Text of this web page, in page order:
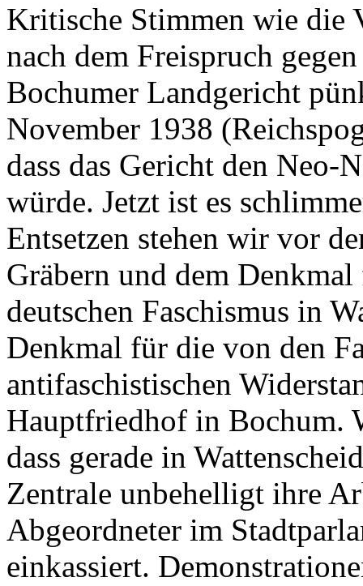
Kritische Stimmen wie die
nach dem Freispruch
Bochumer Landgericht
November 1938
dass das Gericht den Neo-
würde. Jetzt ist es
Entsetzen stehen wir vor
Gräbern und dem
deutschen Faschismus in
Denkmal für die von den
antifaschistischen
Hauptfriedhof in Bochum.
dass gerade in
Zentrale unbehelligt ihre
Abgeordneter im
einkassiert.